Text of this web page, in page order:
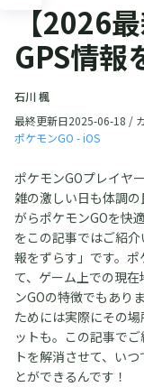
【2026
GPS情報
石川 楓
最終更新日2025-06-18 /
ポケモンGO - iOS
ポケモンGOプレイヤ
雑の激しい日も体調
がらポケモンGOを快
をこの記事ではご紹
報をずらす」です。ポ
て、ゲーム上での現
ンGOの特徴でもあり
ためには実際にその
ットも。この記事で
トを解消させて、い
とができるんです！